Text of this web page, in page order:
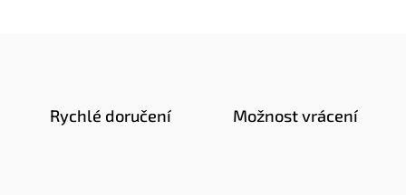
Rychlé doručení Možnost vrácení